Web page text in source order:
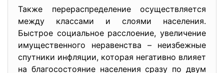
Также перераспределение осуществляется
между классами и слоями населения.
Быстрое социальное расслоение, увеличение
имущественного неравенства – неизбежные
спутники инфляции, которая негативно влияет
на благосостояние населения сразу по двум